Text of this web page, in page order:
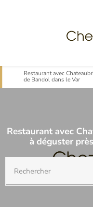
Restaurant avec
de Bandol dans le Var
Restaurant avec
à déguster
Rechercher
Panneau de gestion des